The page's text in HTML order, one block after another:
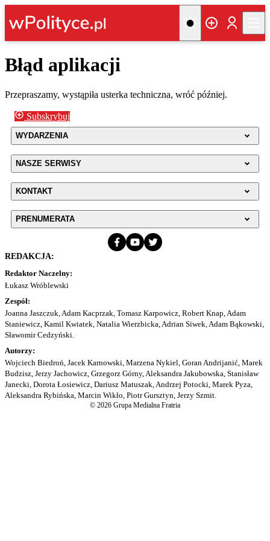
Błąd aplikacji
Przepraszamy, wystąpiła usterka techniczna, wróć później.
Subskrybuj
WYDARZENIA
NASZE SERWISY
KONTAKT
PRENUMERATA
REDAKCJA:
Redaktor Naczelny:
Łukasz Wróblewski
Zespół:
Joanna Jaszczuk, Adam Kacprzak, Tomasz Karpowicz, Robert Knap, Adam
Staniewicz, Kamil Kwiatek, Natalia Wierzbicka, Adrian Siwek, Adam Bąkowski,
Sławomir Cedzyński.
Autorzy:
Wojciech Biedroń, Jacek Karnowski, Marzena Nykiel, Goran Andrijanić, Marek
Budzisz, Jerzy Jachowicz, Grzegorz Górny, Aleksandra Jakubowska, Stanisław
Janecki, Dorota Łosiewicz, Dariusz Matuszak, Andrzej Potocki, Marek Pyza,
Aleksandra Rybińska, Marcin Wikło, Piotr Gursztyn, Jerzy Szmit.
© 2026 Grupa Medialna Fratria